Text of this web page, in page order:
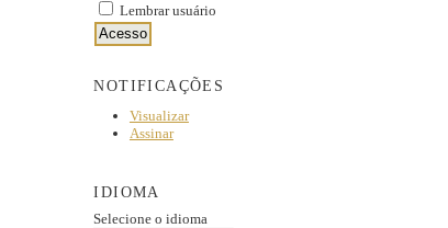
Lembrar usuário
NOTIFICAÇÕES
Visualizar
Assinar
IDIOMA
Selecione o idioma